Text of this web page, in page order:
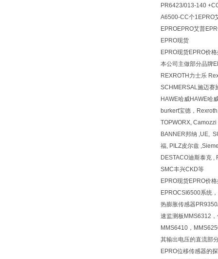
PR6423/013-140
A6500-CC个1EPRO
EPROEPRO艾普
EPRO现货
EPRO现货EPRO价
本公司主做部分品牌
REXROTH力士乐
SCHMERSAL施迈赛
HAWE哈威HAWE哈
burkert宝德，
TOPWORX,
BANNER邦纳 ,UE,
福, PILZ皮尔兹
DESTACO迪斯泰克
SMC丰兴CKD等
EPRO现货EPRO价
EPROCSI6500系统
热膨胀传感器
速监测板MMS6312
MMS6410，
其输出电压的直流部
EPRO位移传感器的